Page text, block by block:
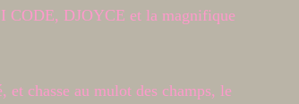
CODE, DJOYCE et la magnifique
chasse au mulot des champs, le